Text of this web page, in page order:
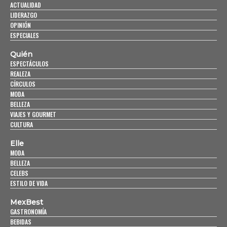
ACTUALIDAD
LIDERAZGO
OPINIÓN
ESPECIALES
Quién
ESPECTÁCULOS
REALEZA
CÍRCULOS
MODA
BELLEZA
VIAJES Y GOURMET
CULTURA
Elle
MODA
BELLEZA
CELEBS
ESTILO DE VIDA
MexBest
GASTRONOMÍA
BEBIDAS